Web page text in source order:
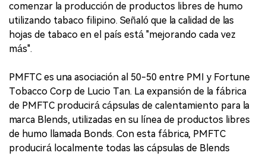
comenzar la producción de productos libres de humo
utilizando tabaco filipino. Señaló que la calidad de las
hojas de tabaco en el país está "mejorando cada vez
más".
PMFTC es una asociación al 50-50 entre PMI y Fortune
Tobacco Corp de Lucio Tan. La expansión de la fábrica
de PMFTC producirá cápsulas de calentamiento para la
marca Blends, utilizadas en su línea de productos libres
de humo llamada Bonds. Con esta fábrica, PMFTC
producirá localmente todas las cápsulas de Blends